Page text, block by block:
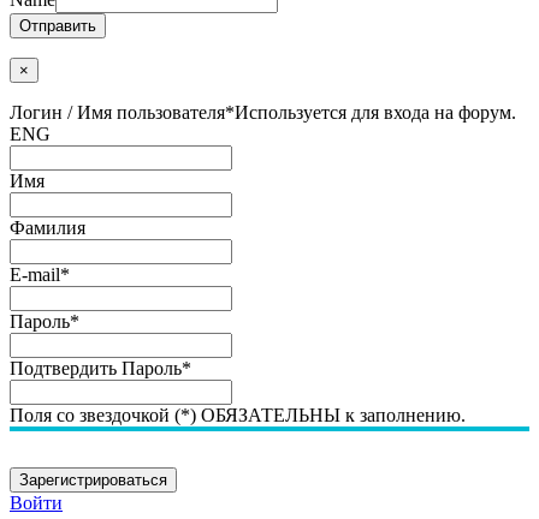
Отправить
×
Логин / Имя пользователя*Используется для входа на форум.
ENG
Имя
Фамилия
E-mail*
Пароль*
Подтвердить Пароль*
Поля со звездочкой (*) ОБЯЗАТЕЛЬНЫ к заполнению.
Войти